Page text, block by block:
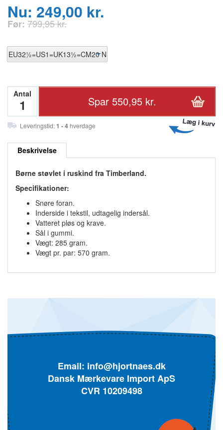
Nu: 249,00 kr.
Før: 799,95 kr.
Antal
Leveringstid:1 - 4 hverdage
Beskrivelse
Børne støvlet i ruskind fra Timberland.
Specifikationer:
Snøre foran.
Inderside i tekstil, udtagelig indersål.
Vatteret pløs og krave.
Sål i gummi.
Vægt: 285 gram.
Vægt pr. par: 570 gram.
Email: info@hjortnaes.dk
Dansk Mærkevare Import ApS
CVR 10209498